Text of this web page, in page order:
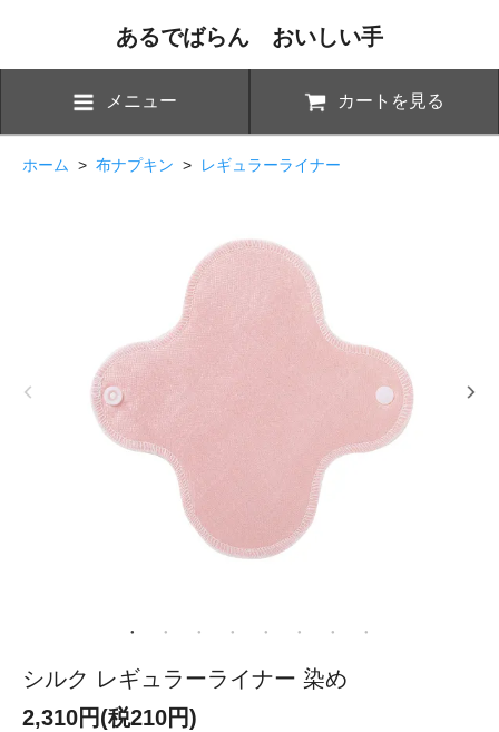
あるでばらん おいしい手
メニュー カートを見る
ホーム > 布ナプキン > レギュラーライナー
シルク レギュラーライナー 染め
2,310円(税210円)